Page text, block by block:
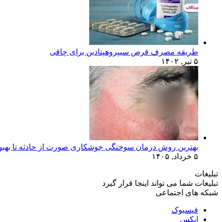
طریقه مصرف قرص سیپروهپتادین برای چاقی
۵ تیر, ۱۴۰۲
بهترین روش درمان سوختگی جوشکاری صورت از حادثه تا
۵ خرداد, ۱۴۰۵
تبلیغات
تبلیغات شما می تواند اینجا قرار گیرد
شبکه های اجتماعی
فیسبوک
ایکس